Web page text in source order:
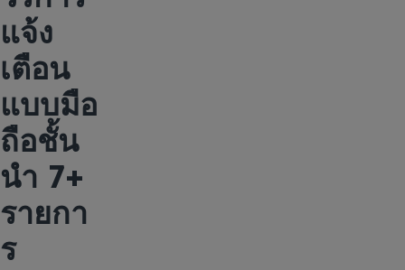
แจ้ง
เตือน
แบบมือ
ถือชั้น
นำ 7+
รายกา
ร